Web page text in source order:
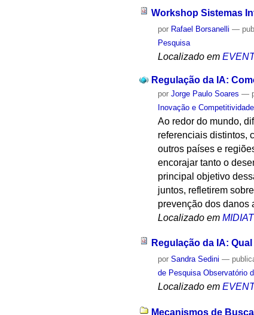
Workshop Sistemas
por Rafael Borsanelli —
Pesquisa
Localizado em
Regulação da IA:
porJorge Paulo Soares —
Inovação e
Ao redor do mundo,
referenciais distintos,
outros países e
encorajar tanto o
principal objetivo
juntos, refletirem
prevenção dos danos
Localizado em
Regulação da IA:
porSandra Sedini —
de Pesquisa Observatório
Localizado em
Mecanismos de